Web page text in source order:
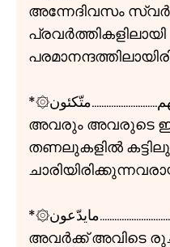
അന്നേദിവസം
പ്രവർത്തികളിലായി
അവരും അവരുടെ
തണലുകളിൽ
അവർക്ക് അവിടെ